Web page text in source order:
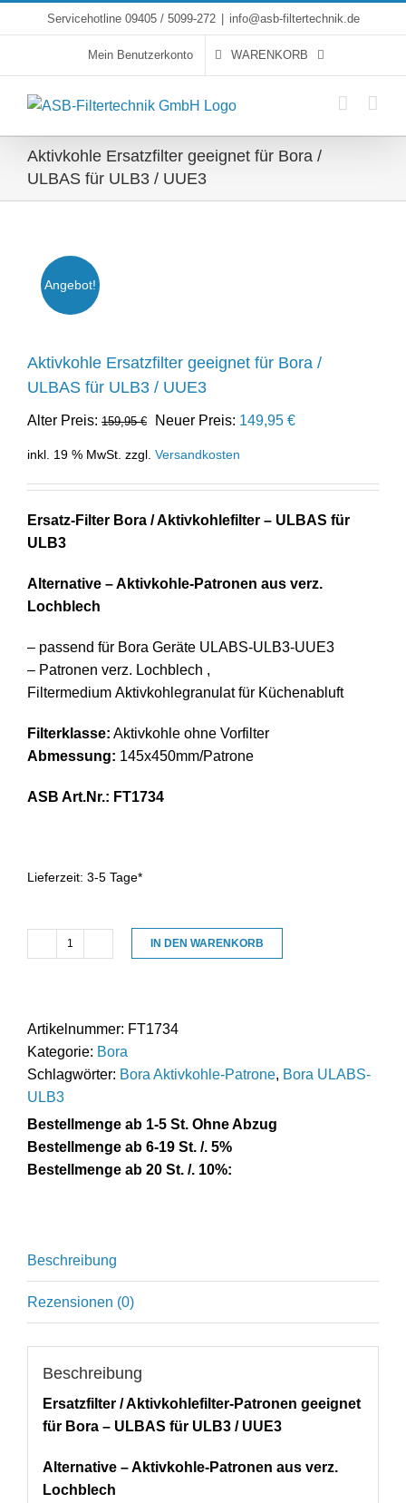
to
Servicehotline 09405 / 5099-272 info@asb-filtertechnik.de
Mein Benutzerkonto WARENKORB
Aktivkohle Ersatzfilter geeignet für Bora /
ULBAS für ULB3 / UUE3
Angebot!
Aktivkohle Ersatzfilter geeignet für Bora /
ULBAS für ULB3 / UUE3
Alter Preis: 159,95€
Ursprünglicher
159,95 €
Neuer Preis: 149,95 €Aktueller
149,95 €.
inkl. 19 % MwSt. zzgl. Versandkosten
Ersatz-Filter Bora / Aktivkohlefilter – ULBAS für
ULB3
Alternative – Aktivkohle-Patronen aus verz.
Lochblech
– passend für Bora Geräte ULABS-ULB3-UUE3
– Patronen verz. Lochblech ,
Filtermedium Aktivkohlegranulat für Küchenabluft
Filterklasse: Aktivkohle ohne Vorfilter
Abmessung: 145x450mm/Patrone
ASB Art.Nr.: FT1734
Lieferzeit: 3-5 Tage*
Bora
ULB3
UUE3
IN DEN WARENKORB
Artikelnummer: FT1734
Kategorie: Bora
Schlagwörter: Bora Aktivkohle-Patrone, Bora ULABS-
ULB3
Bestellmenge ab 1-5 St. Ohne Abzug
Bestellmenge ab 6-19 St. /. 5%
Bestellmenge ab 20 St. /. 10%:
Beschreibung
Rezensionen (0)
Beschreibung
Ersatzfilter / Aktivkohlefilter-Patronen geeignet
für Bora – ULBAS für ULB3 / UUE3
Alternative – Aktivkohle-Patronen aus verz.
Lochblech